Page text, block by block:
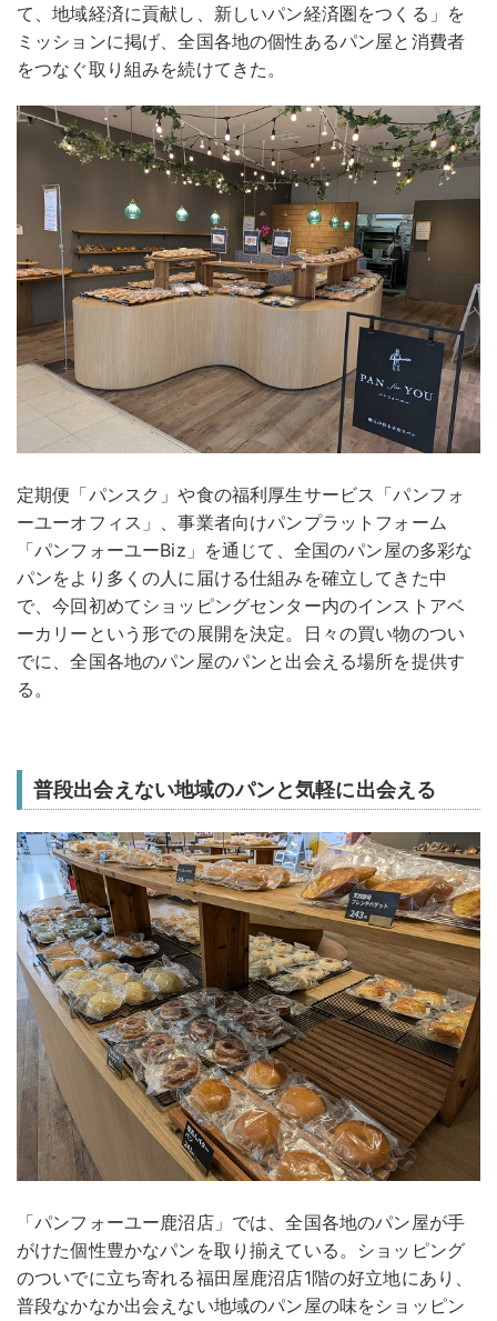
て、地域経済に貢献し、新しいパン経済圏をつくる」を
ミッションに掲げ、全国各地の個性あるパン屋と消費者
をつなぐ取り組みを続けてきた。
定期便「パンスク」や食の福利厚生サービス「パンフォ
ーユーオフィス」、事業者向けパンプラットフォーム
「パンフォーユーBiz」を通じて、全国のパン屋の多彩な
パンをより多くの人に届ける仕組みを確立してきた中
で、今回初めてショッピングセンター内のインストアベ
ーカリーという形での展開を決定。日々の買い物のつい
でに、全国各地のパン屋のパンと出会える場所を提供す
る。
普段出会えない地域のパンと気軽に出会える
「パンフォーユー鹿沼店」では、全国各地のパン屋が手
がけた個性豊かなパンを取り揃えている。ショッピング
のついでに立ち寄れる福田屋鹿沼店1階の好立地にあり、
普段なかなか出会えない地域のパン屋の味をショッピン